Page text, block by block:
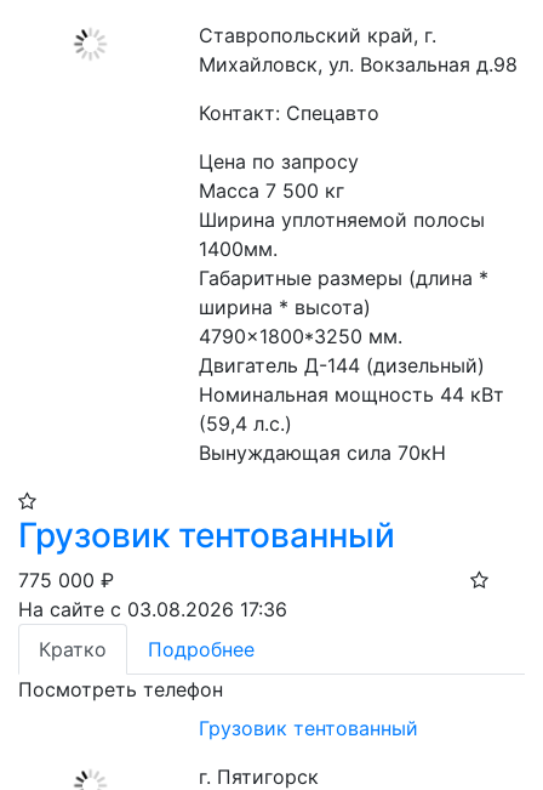
Ставропольский край, г.
Михайловск, ул. Вокзальная д.98
Контакт: Спецавто
Цена по запросу
Масса 7 500 кг
Ширина уплотняемой полосы
1400мм.
Габаритные размеры (длина *
ширина * высота)
4790×1800*3250 мм.
Двигатель Д-144 (дизельный)
Номинальная мощность 44 кВт
(59,4 л.с.)
Вынуждающая сила 70кН
Грузовик тентованный
775 000 ₽
На сайте с 03.08.2026 17:36
Кратко
Подробнее
Посмотреть телефон
Грузовик тентованный
г. Пятигорск